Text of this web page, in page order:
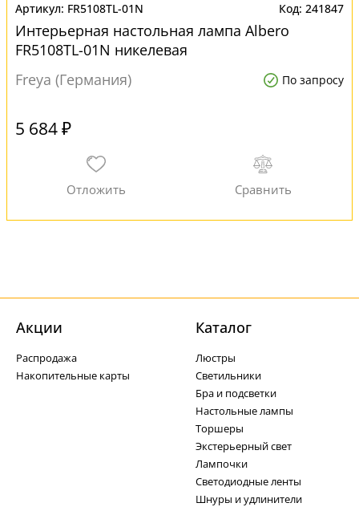
FR5108TL-01N 241847
Интерьерная настольная лампа Albero
FR5108TL-01N никелевая
Freya (Германия)
По запросу
5 684 ₽
Акции
Распродажа
Накопительные карты
Каталог
Люстры
Светильники
Бра и подсветки
Настольные лампы
Торшеры
Экстерьерный свет
Лампочки
Светодиодные ленты
Шнуры и удлинители